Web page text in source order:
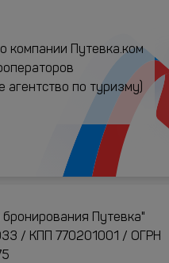
компании Путевка.ком
агентство по туризму)
Путевка"
/ КПП 770201001 / ОГРН